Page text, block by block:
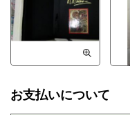
お支払いについて